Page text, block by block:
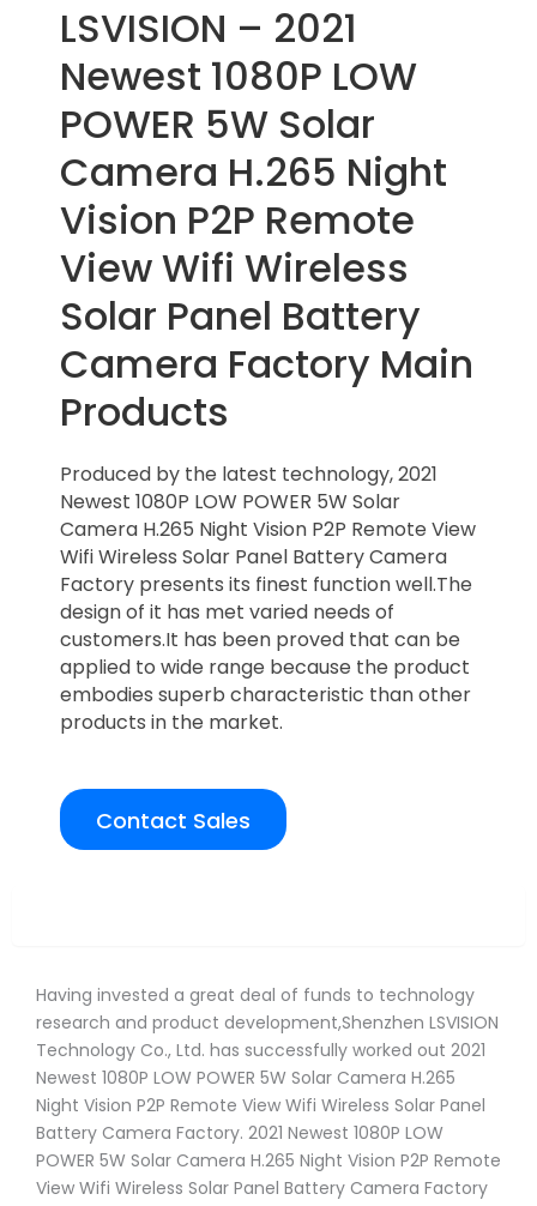
LSVISION – 2021
Newest 1080P LOW
POWER 5W Solar
Camera H.265 Night
Vision P2P Remote
View Wifi Wireless
Solar Panel Battery
Camera Factory Main
Products
Produced by the latest technology, 2021
Newest 1080P LOW POWER 5W Solar
Camera H.265 Night Vision P2P Remote View
Wifi Wireless Solar Panel Battery Camera
Factory presents its finest function well.The
design of it has met varied needs of
customers.It has been proved that can be
applied to wide range because the product
embodies superb characteristic than other
products in the market.
Contact Sales
Having invested a great deal of funds to technology
research and product development,Shenzhen LSVISION
Technology Co., Ltd. has successfully worked out 2021
Newest 1080P LOW POWER 5W Solar Camera H.265
Night Vision P2P Remote View Wifi Wireless Solar Panel
Battery Camera Factory. 2021 Newest 1080P LOW
POWER 5W Solar Camera H.265 Night Vision P2P Remote
View Wifi Wireless Solar Panel Battery Camera Factory